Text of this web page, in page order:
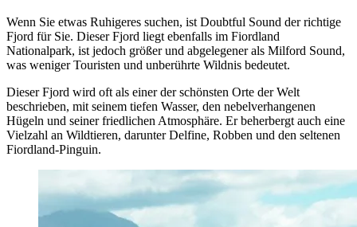
Wenn Sie etwas Ruhigeres suchen, ist Doubtful Sound der richtige
Fjord für Sie. Dieser Fjord liegt ebenfalls im Fiordland
Nationalpark, ist jedoch größer und abgelegener als Milford Sound,
was weniger Touristen und unberührte Wildnis bedeutet.
Dieser Fjord wird oft als einer der schönsten Orte der Welt
beschrieben, mit seinem tiefen Wasser, den nebelverhangenen
Hügeln und seiner friedlichen Atmosphäre. Er beherbergt auch eine
Vielzahl an Wildtieren, darunter Delfine, Robben und den seltenen
Fiordland-Pinguin.